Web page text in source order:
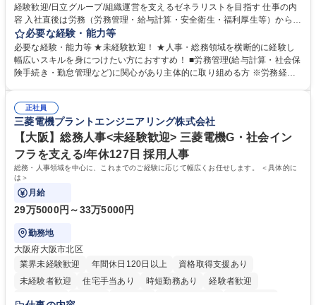
経験歓迎/日立グループ/組織運営を支えるゼネラリストを目指す 仕事の内
容 入社直後は労務（労務管理・給与計算・安全衛生・福利厚生等）からお
任せいたします。将来は総務・採用・教育業務へ守備範囲を広げ、組織運
営を支えるゼネラリストをめざせます。 ・初期業務：労働時間管理、給与
計算、社会保険対応、福利厚生管理、安全衛生、健康経営推進等をお任せ
します。ご経験に応じて、休職者管理など、幅広く経験を積んでいただき
幅広く経験を積みたい意欲がある方に最適な環境です。 募集職種 【総
務・人事】未経験歓迎/日立グループ/組織運営を支えるゼネラリストを目
指す
必要な経験・能力等
必要な経験・能力等 ★未経験歓迎！ ★人事・総務領域を横断的に経験し
幅広いスキルを身につけたい方におすすめ！ ■労務管理(給与計算・社会保
険手続き・勤怠管理など)に関心があり主体的に取り組める方 ※労務経験
のご経験 ■労務管理（給与計算・社会保険手続き・勤怠管理など）の経験
■衛生管理者の資格をお持ちの方 学歴・資格 学歴：大学院 大学 高専 短大
専修学校 高校 語学力： 資格：
正社員
三菱電機プラントエンジニアリング株式会社
【大阪】総務人事<未経験歓迎> 三菱電機G・社会イン
フラを支える/年休127日 採用人事
総務・人事領域を中心に、これまでのご経験に応じて幅広くお任せします。 ＜具体的に
は＞
月給
29万5000円～33万5000円
勤務地
大阪府大阪市北区
業界未経験歓迎
年間休日120日以上
資格取得支援あり
未経験者歓迎
住宅手当あり 時短勤務あり
経験者歓迎
退職金あり